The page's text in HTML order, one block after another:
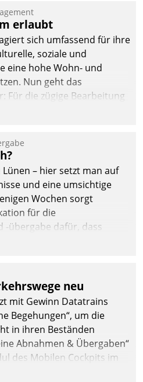
erlaubt
sich umfassend für ihre
soziale und
eine hohe Wohn- und
Nun geht das
Für die zügige Bearbeitung
– richtet das
einen eigenen Kanal
– hier setzt man auf
und eine umsichtige
Wochen sorgt
für die
-übergabe dafür, dass
und, so es sein muss,
neu
mit Gewinn Datatrains
Begehungen“, um die
in ihren Beständen
Abnahmen & Übergaben“
des Mobilen Cockpits im